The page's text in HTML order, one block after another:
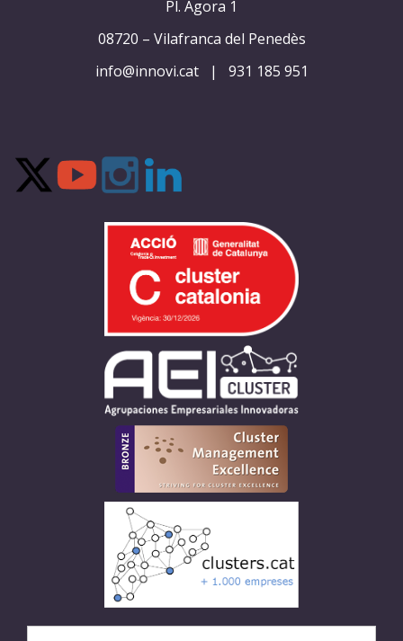
Pl. Àgora 1
08720 – Vilafranca del Penedès
info@innovi.cat
| 931 185 951